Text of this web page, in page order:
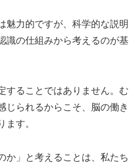
魅力的ですが、科学的な説明
識の仕組みから考えるのが基
することではありません。む
じられるからこそ、脳の働き
ます。
か」と考えることは、私たち